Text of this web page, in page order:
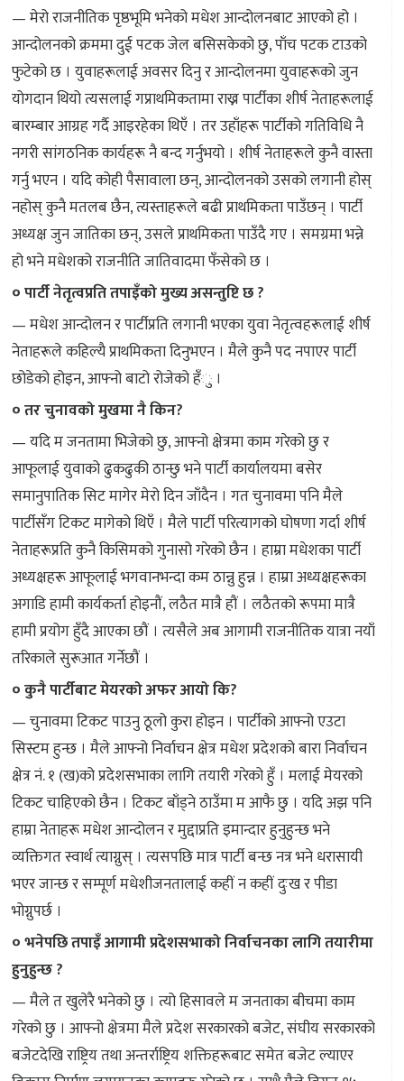
— मेरो राजनीतिक पृष्ठभूमि भनेको मधेश आन्दोलनबाट आएको हो ।
आन्दोलनको क्रममा दुई पटक जेल बसिसकेको छु, पाँच पटक टाउको
फुटेको छ । युवाहरूलाई अवसर दिनु र आन्दोलनमा युवाहरूको जुन
योगदान थियो त्यसलाई गप्राथमिकतामा राख्न पार्टीका शीर्ष नेताहरूलाई
बारम्बार आग्रह गर्दै आइरहेका थिएँ । तर उहाँहरू पार्टीको गतिविधि नै
नगरी सांगठनिक कार्यहरू नै बन्द गर्नुभयो । शीर्ष नेताहरूले कुनै वास्ता
गर्नु भएन । यदि कोही पैसावाला छन्, आन्दोलनको उसको लगानी होस्
नहोस् कुनै मतलब छैन, त्यस्ताहरूले बढी प्राथमिकता पाउँछन् । पार्टी
अध्यक्ष जुन जातिका छन्, उसले प्राथमिकता पाउँदै गए । समग्रमा भन्ने
हो भने मधेशको राजनीति जातिवादमा फँसेको छ ।
० पार्टी नेतृत्वप्रति तपाइँको मुख्य असन्तुष्टि छ ?
— मधेश आन्दोलन र पार्टीप्रति लगानी भएका युवा नेतृत्वहरूलाई शीर्ष
नेताहरूले कहिल्यै प्राथमिकता दिनुभएन । मैले कुनै पद नपाएर पार्टी
छोडेको होइन, आफ्नो बाटो रोजेको हँु ।
० तर चुनावको मुखमा नै किन?
— यदि म जनतामा भिजेको छु, आफ्नो क्षेत्रमा काम गरेको छु र
आफूलाई युवाको ढुकढुकी ठान्छु भने पार्टी कार्यालयमा बसेर
समानुपातिक सिट मागेर मेरो दिन जाँदैन । गत चुनावमा पनि मैले
पार्टीसँग टिकट मागेको थिएँ । मैले पार्टी परित्यागको घोषणा गर्दा शीर्ष
नेताहरूप्रति कुनै किसिमको गुनासो गरेको छैन । हाम्रा मधेशका पार्टी
अध्यक्षहरू आफूलाई भगवानभन्दा कम ठान्नु हुन्न । हाम्रा अध्यक्षहरूका
अगाडि हामी कार्यकर्ता होइनौं, लठैत मात्रै हौं । लठैतको रूपमा मात्रै
हामी प्रयोग हुँदै आएका छौं । त्यसैले अब आगामी राजनीतिक यात्रा नयाँ
तरिकाले सुरूआत गर्नेछौं ।
० कुनै पार्टीबाट मेयरको अफर आयो कि?
— चुनावमा टिकट पाउनु ठूलो कुरा होइन । पार्टीको आफ्नो एउटा
सिस्टम हुन्छ । मैले आफ्नो निर्वाचन क्षेत्र मधेश प्रदेशको बारा निर्वाचन
क्षेत्र नं. १ (ख)को प्रदेशसभाका लागि तयारी गरेको हुँ । मलाई मेयरको
टिकट चाहिएको छैन । टिकट बाँड्ने ठाउँमा म आफै छु । यदि अझ पनि
हाम्रा नेताहरू मधेश आन्दोलन र मुद्दाप्रति इमान्दार हुनुहुन्छ भने
व्यक्तिगत स्वार्थ त्याग्नुस् । त्यसपछि मात्र पार्टी बन्छ नत्र भने धरासायी
भएर जान्छ र सम्पूर्ण मधेशीजनतालाई कहीं न कहीं दुःख र पीडा
भोग्नुपर्छ ।
० भनेपछि तपाइँ आगामी प्रदेशसभाको निर्वाचनका लागि तयारीमा
हुनुहुन्छ ?
— मैले त खुलेरै भनेको छु । त्यो हिसावले म जनताका बीचमा काम
गरेको छु । आफ्नो क्षेत्रमा मैले प्रदेश सरकारको बजेट, संघीय सरकारको
बजेटदेखि राष्ट्रिय तथा अन्तर्राष्ट्रिय शक्तिहरूबाट समेत बजेट ल्याएर